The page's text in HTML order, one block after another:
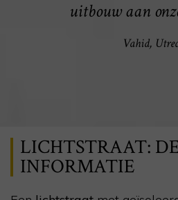
uitbouw aan
Vahid,
LICHTSTRAAT:
INFORMATIE